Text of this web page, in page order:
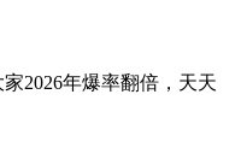
2026年爆率翻倍，天天